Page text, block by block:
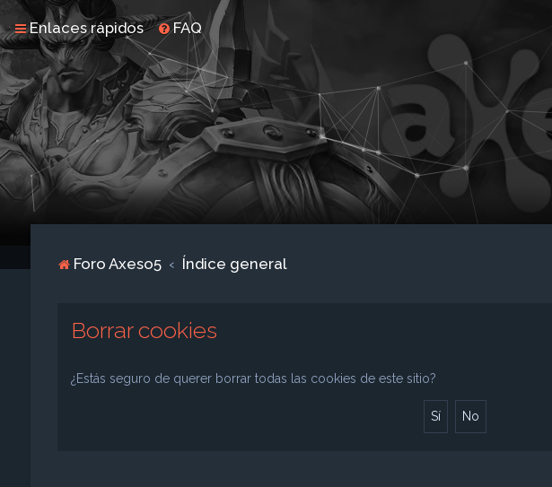
Enlaces rápidos FAQ
Foro Axeso5 Índice general
Borrar cookies
¿Estás seguro de querer borrar todas las cookies de este sitio?